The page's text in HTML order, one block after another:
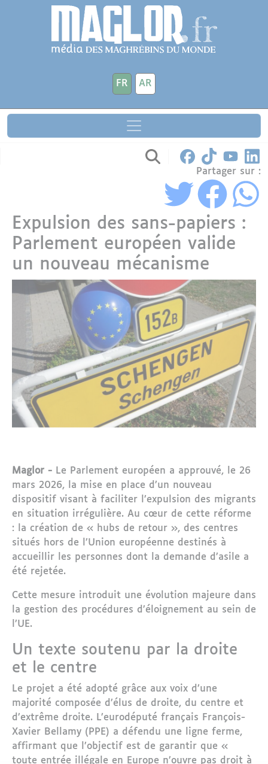
Aller au contenu principal
FR AR
Partager sur :
Expulsion des sans-papiers :
Parlement européen valide
un nouveau mécanisme
Maglor - Le Parlement européen a approuvé, le 26
mars 2026, la mise en place d’un nouveau
dispositif visant à faciliter l’expulsion des migrants
en situation irrégulière. Au cœur de cette réforme
: la création de « hubs de retour », des centres
situés hors de l’Union européenne destinés à
accueillir les personnes dont la demande d’asile a
été rejetée.
Cette mesure introduit une évolution majeure dans
la gestion des procédures d’éloignement au sein de
l’UE.
Un texte soutenu par la droite
et le centre
Le projet a été adopté grâce aux voix d’une
majorité composée d’élus de droite, du centre et
d’extrême droite. L’eurodéputé français François-
Xavier Bellamy (PPE) a défendu une ligne ferme,
affirmant que l’objectif est de garantir que «
toute entrée illégale en Europe n’ouvre pas droit à
Panneau de gestion des cookies